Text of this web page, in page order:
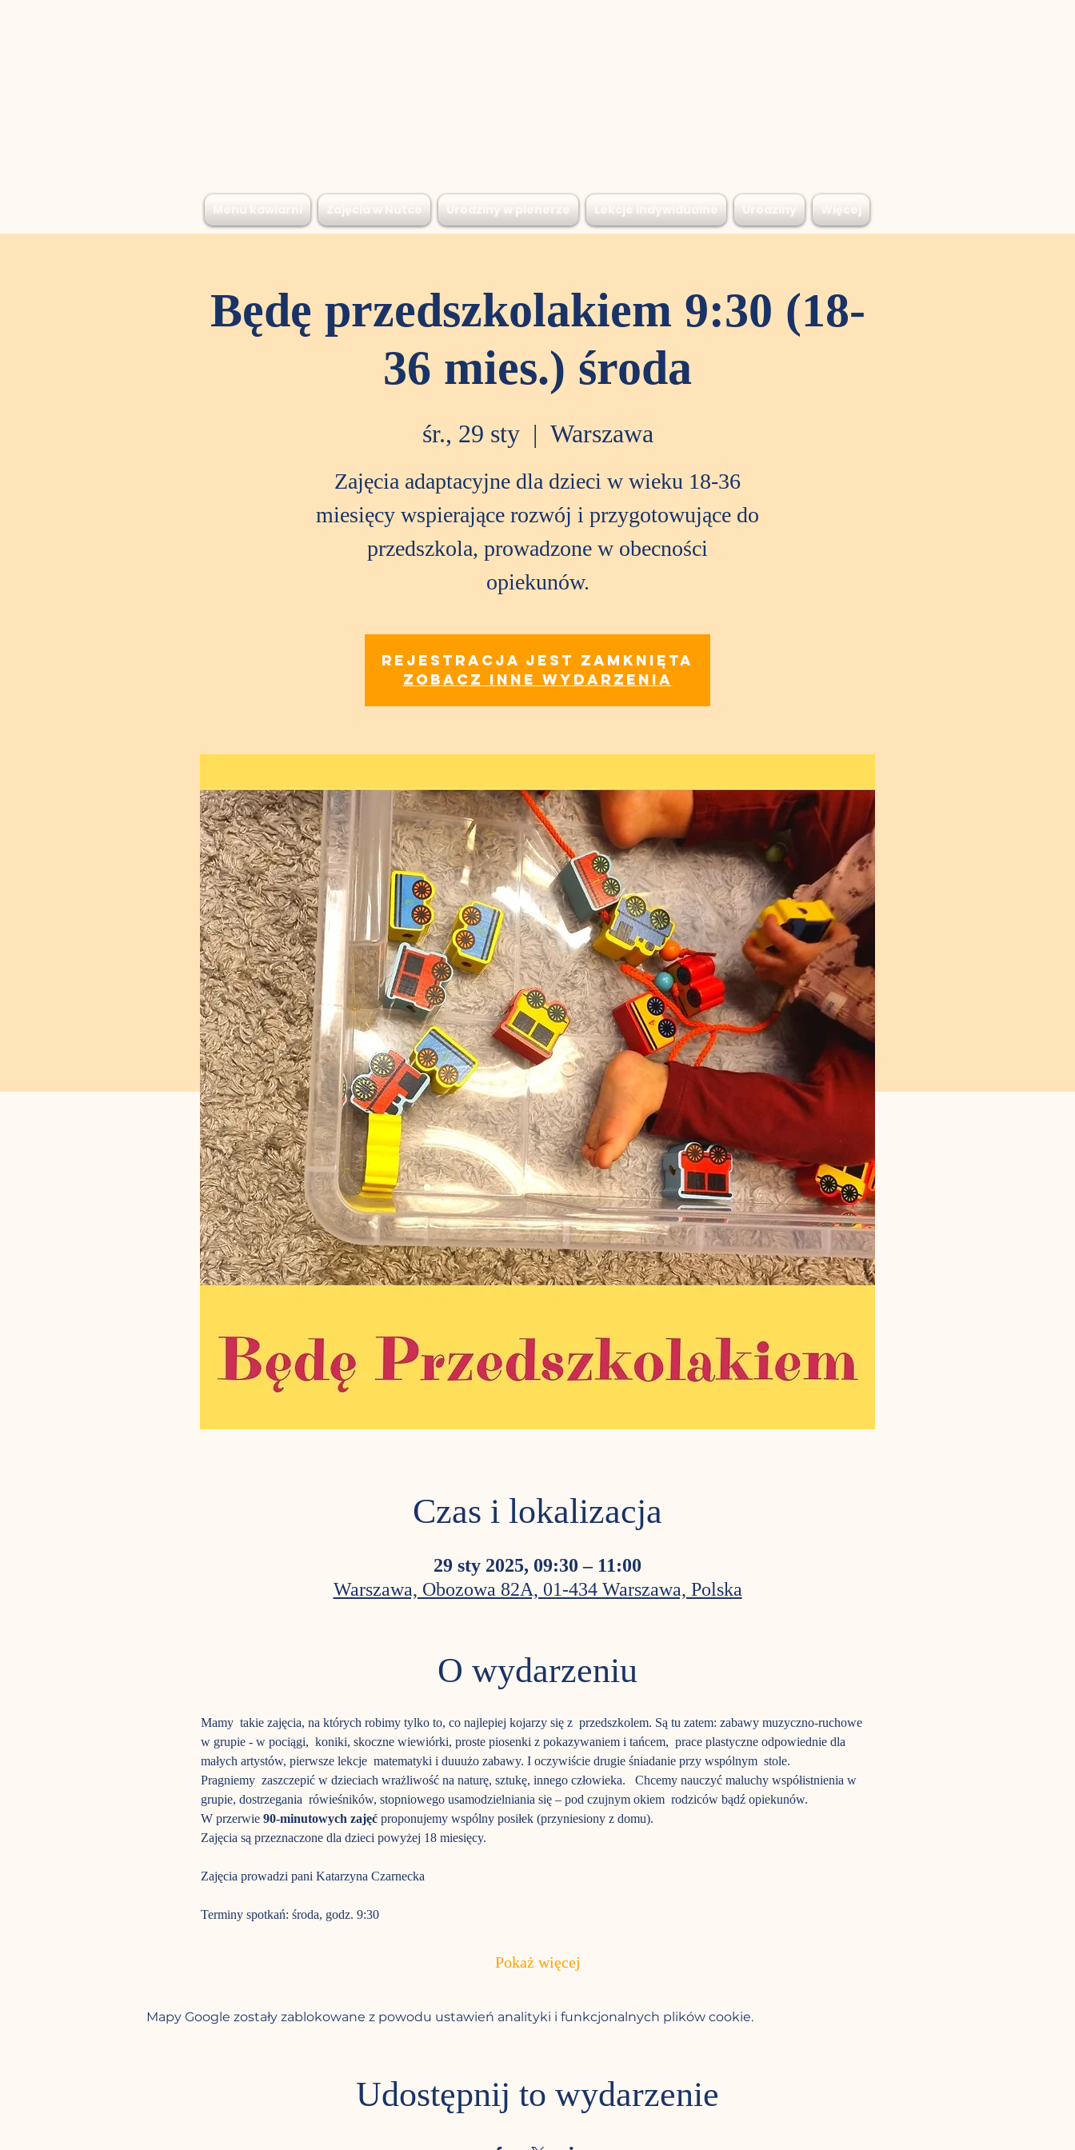
Będę przedszkolakiem 9:30 (18-
36 mies.) środa
śr., 29 sty
  |
Warszawa
Zajęcia adaptacyjne dla dzieci w wieku 18-36
miesięcy wspierające rozwój i przygotowujące do
przedszkola, prowadzone w obecności
opiekunów.
Rejestracja jest zamknięta
Zobacz inne wydarzenia
Czas i lokalizacja
29 sty 2025, 09:30 – 11:00
Warszawa, Obozowa 82A, 01-434 Warszawa, Polska
O wydarzeniu
Mamy  takie zajęcia, na których robimy tylko to, co najlepiej kojarzy się z  przedszkolem. Są tu zatem: zabawy muzyczno-ruchowe
w grupie - w pociągi,  koniki, skoczne wiewiórki, proste piosenki z pokazywaniem i tańcem,  prace plastyczne odpowiednie dla
małych artystów, pierwsze lekcje  matematyki i duuużo zabawy. I oczywiście drugie śniadanie przy wspólnym  stole.
Pragniemy  zaszczepić w dzieciach wrażliwość na naturę, sztukę, innego człowieka.   Chcemy nauczyć maluchy współistnienia w
grupie, dostrzegania  rówieśników, stopniowego usamodzielniania się – pod czujnym okiem  rodziców bądź opiekunów.
W przerwie 90-minutowych zajęć proponujemy wspólny posiłek (przyniesiony z domu).
Zajęcia są przeznaczone dla dzieci powyżej 18 miesięcy.
Zajęcia prowadzi pani Katarzyna Czarnecka
Terminy spotkań: środa, godz. 9:30
Pokaż więcej
Mapy Google zostały zablokowane z powodu ustawień analityki i funkcjonalnych plików cookie.
Udostępnij to wydarzenie